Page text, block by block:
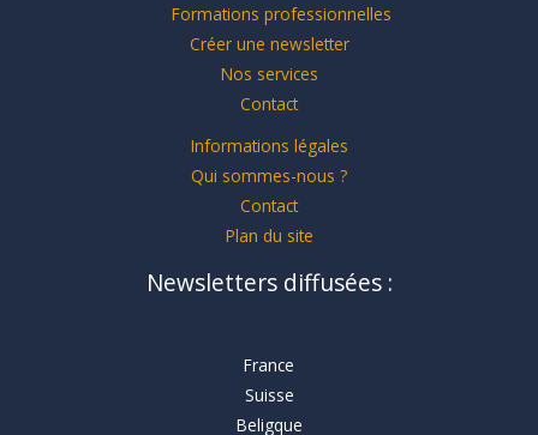
Formations professionnelles
Créer une newsletter
Nos services
Contact
Informations légales
Qui sommes-nous ?
Contact
Plan du site
Newsletters diffusées :
France
Suisse
Beligque